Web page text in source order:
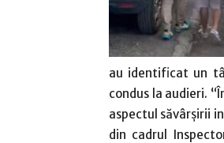
au identificat un
condus la audieri.
aspectul săvârşirii
din cadrul